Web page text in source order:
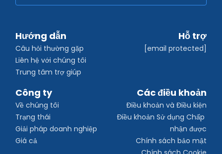
Hướng dẫn
Câu hỏi thường gặp
Liên hệ với chúng tôi
Trung tâm trợ giúp
Hỗ trợ
[email protected]
Công ty
Về chúng tôi
Trạng thái
Giải pháp doanh nghiệp
Giá cả
Các điều khoản
Điều khoản và Điều kiện
Điều khoản Sử dụng Chấp
nhận được
Chính sách bảo mật